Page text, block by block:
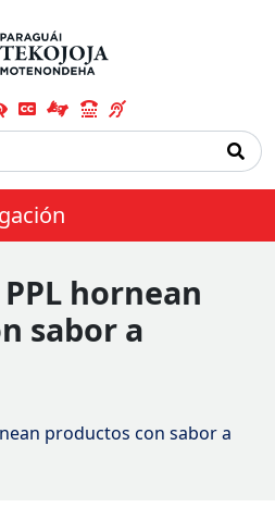
hornean
sabor a
productos con sabor a